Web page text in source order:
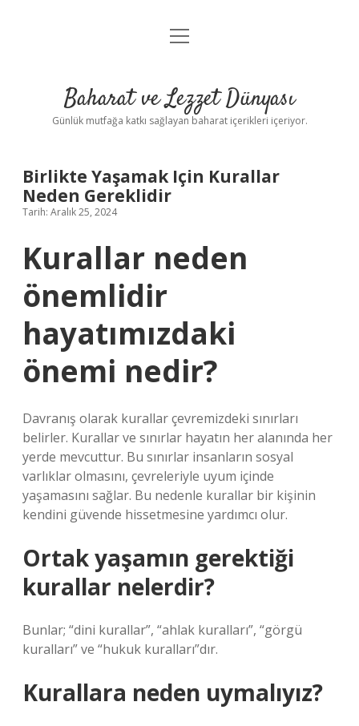
Anasayfa
Yasal Uyarı
menüyü
Baharat ve Lezzet Dünyası
Günlük mutfağa katkı sağlayan baharat içerikleri içeriyor.
Birlikte Yaşamak Için Kurallar
Neden Gereklidir
Tarih: Aralık 25, 2024
Kurallar neden
önemlidir
hayatımızdaki
önemi nedir?
Davranış olarak kurallar çevremizdeki sınırları
belirler. Kurallar ve sınırlar hayatın her alanında her
yerde mevcuttur. Bu sınırlar insanların sosyal
varlıklar olmasını, çevreleriyle uyum içinde
yaşamasını sağlar. Bu nedenle kurallar bir kişinin
kendini güvende hissetmesine yardımcı olur.
Ortak yaşamın gerektiği
kurallar nelerdir?
Bunlar; “dini kurallar”, “ahlak kuralları”, “görgü
kuralları” ve “hukuk kuralları”dır.
Kurallara neden uymalıyız?